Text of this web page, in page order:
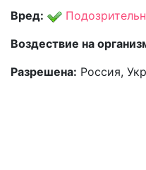
Вред:
Воздествие на
Разрешена: Россия,